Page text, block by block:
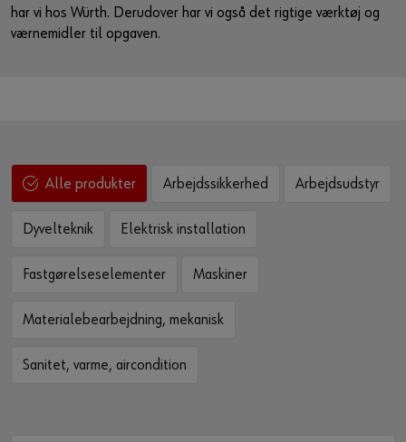
Kun salg til erhvervskunder
har vi hos Würth. Derudover har vi også det rigtige værktøj og
værnemidler til opgaven.
Alle produkter Arbejdssikkerhed Arbejdsudstyr
Dyvelteknik Elektrisk installation
Fastgørelseselementer Maskiner
Materialebearbejdning, mekanisk
Sanitet, varme, aircondition